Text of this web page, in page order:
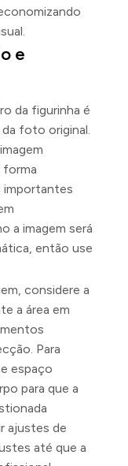
e
da figurinha é
foto original.
forma
importantes
a imagem será
então use
considere a
a área em
Para
espaço
para que a
ajustes de
até que a